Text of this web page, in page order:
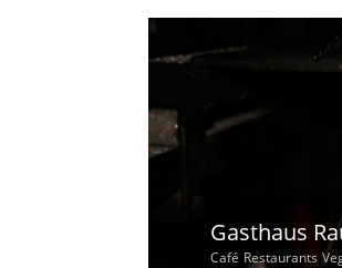
Gasthaus
Café Restaurants